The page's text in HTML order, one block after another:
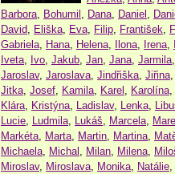
Barbora Bohumil Dana Daniel
David Eliška Eva Filip František
Gabriela Hana Helena Ilona Irena
Iveta Ivo Jakub Jan Jana Jarmila
Jaroslav, Jaroslava Jindřiška Jiřina
Jitka Josef Kamila Karel Karolína
Klára Kristýna Ladislav, Lenka
Lucie Ludmila Lukáš Marcela
Markéta Marta Martin Martina
Michaela Michal Milan Milena
Miroslav, Miroslava Monika Natálie